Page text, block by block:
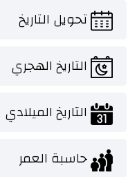
تحويل التاريخ
التاريخ الهجري
التاريخ الميلادي
حاسبة العمر